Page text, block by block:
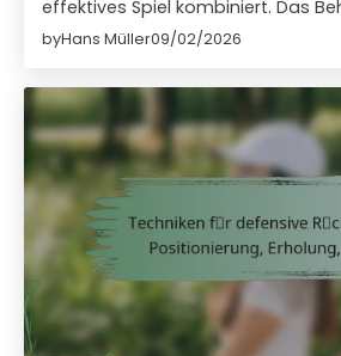
effektives Spiel kombiniert. Das
byHans Müller09/02/2026